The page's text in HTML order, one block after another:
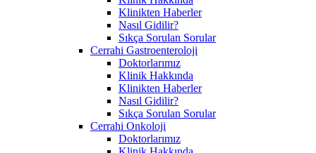
Klinikten Haberler
Nasıl Gidilir?
Sıkça Sorulan Sorular
Cerrahi Gastroenteroloji
Doktorlarımız
Klinik Hakkında
Klinikten Haberler
Nasıl Gidilir?
Sıkça Sorulan Sorular
Cerrahi Onkoloji
Doktorlarımız